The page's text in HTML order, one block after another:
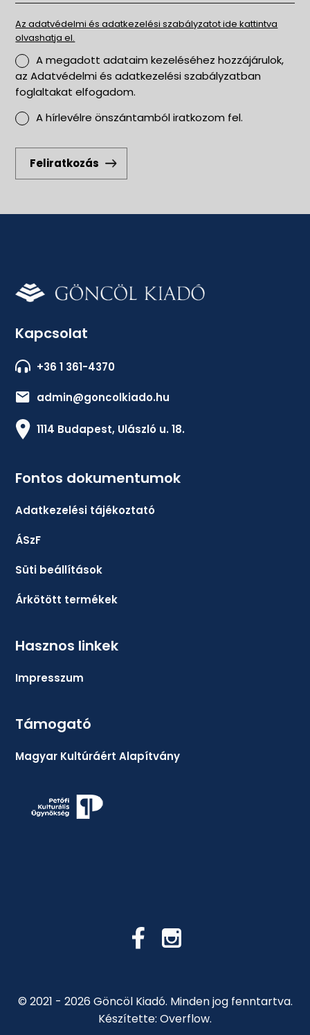
Az adatvédelmi és adatkezelési szabályzatot ide kattintva
olvashatja el.
A megadott adataim kezeléséhez hozzájárulok,
az Adatvédelmi és adatkezelési szabályzatban
foglaltakat elfogadom.
A hírlevélre önszántamból iratkozom fel.
Feliratkozás
Kapcsolat
+36 1 361-4370
admin@goncolkiado.hu
1114 Budapest, Ulászló u. 18.
Fontos dokumentumok
Adatkezelési tájékoztató
ÁSzF
Süti beállítások
Árkötött termékek
Hasznos linkek
Impresszum
Támogató
Magyar Kultúráért Alapítvány
© 2021 - 2026 Göncöl Kiadó. Minden jog fenntartva.
Készítette: Overflow.